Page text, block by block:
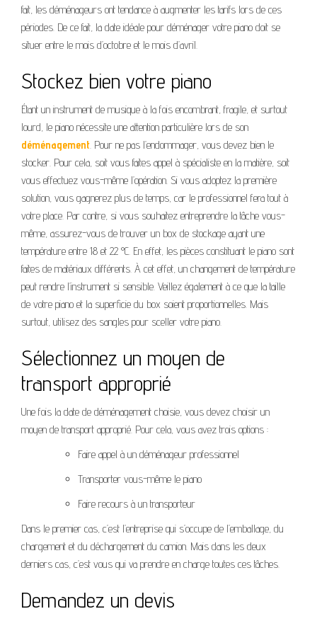
fait, les déménageurs ont tendance à augmenter les tarifs lors de ces
périodes. De ce fait, la date idéale pour déménager votre piano doit se
situer entre le mois d’octobre et le mois d’avril.
Stockez bien votre piano
Étant un instrument de musique à la fois encombrant, fragile, et surtout
lourd, le piano nécessite une attention particulière lors de son
déménagement. Pour ne pas l’endommager, vous devez bien le
stocker. Pour cela, soit vous faites appel à spécialiste en la matière, soit
vous effectuez vous-même l’opération. Si vous adoptez la première
solution, vous gagnerez plus de temps, car le professionnel fera tout à
votre place. Par contre, si vous souhaitez entreprendre la tâche vous-
même, assurez-vous de trouver un box de stockage ayant une
température entre 18 et 22 °C. En effet, les pièces constituant le piano sont
faites de matériaux différents. À cet effet, un changement de température
peut rendre l’instrument si sensible. Veillez également à ce que la taille
de votre piano et la superficie du box soient proportionnelles. Mais
surtout, utilisez des sangles pour sceller votre piano.
Sélectionnez un moyen de
transport approprié
Une fois la date de déménagement choisie, vous devez choisir un
moyen de transport approprié. Pour cela, vous avez trois options :
Faire appel à un déménageur professionnel
Transporter vous-même le piano
Faire recours à un transporteur
Dans le premier cas, c’est l’entreprise qui s’occupe de l’emballage, du
chargement et du déchargement du camion. Mais dans les deux
derniers cas, c’est vous qui va prendre en charge toutes ces tâches.
Demandez un devis